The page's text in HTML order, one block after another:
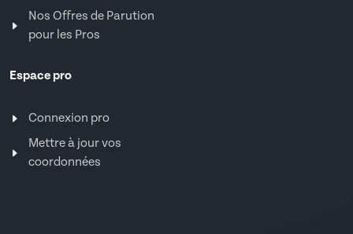
Nos Offres de Parution
pour les Pros
Espace pro
Connexion pro
Mettre à jour vos
coordonnées